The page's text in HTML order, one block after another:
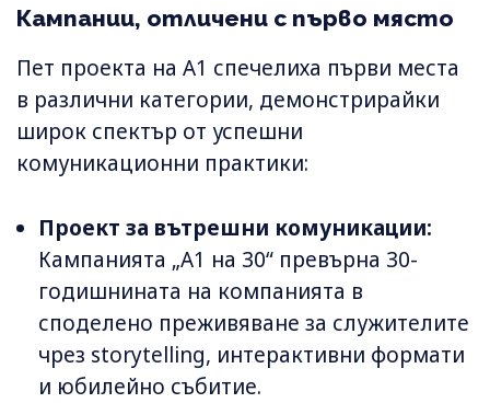
Кампании, отличени с първо място
Пет проекта на А1 спечелиха първи места
в различни категории, демонстрирайки
широк спектър от успешни
комуникационни практики:
Проект за вътрешни комуникации:
Кампанията „А1 на 30“ превърна 30-
годишнината на компанията в
споделено преживяване за служителите
чрез storytelling, интерактивни формати
и юбилейно събитие.